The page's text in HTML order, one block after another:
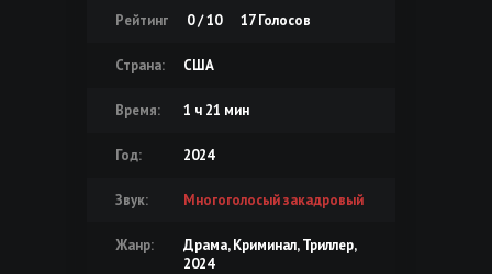
Рейтинг 0 / 10 17Голосов
Страна: США
Время: 1 ч 21 мин
Год: 2024
Звук: Многоголосый закадровый
Жанр:
Драма, Криминал, Триллер,
2024